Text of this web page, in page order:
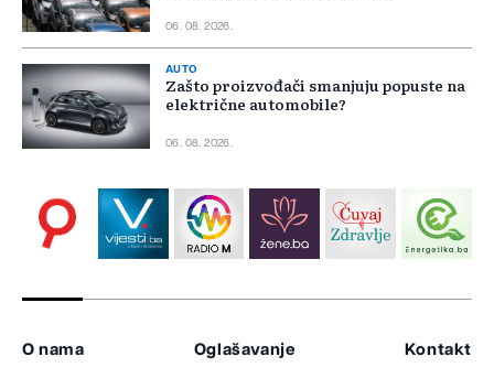
06. 08. 2026.
AUTO
Zašto proizvođači smanjuju popuste na
električne automobile?
06. 08. 2026.
O nama Oglašavanje Kontakt